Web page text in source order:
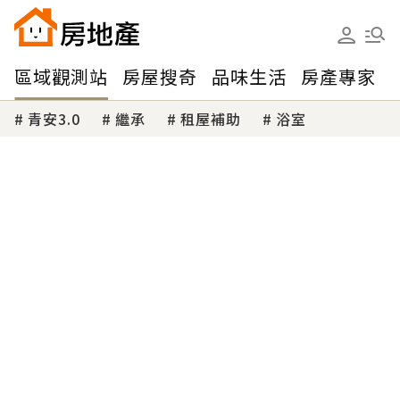
區域觀測站 房屋搜奇 品味生活 房產專家
青安3.0 繼承 租屋補助 浴室